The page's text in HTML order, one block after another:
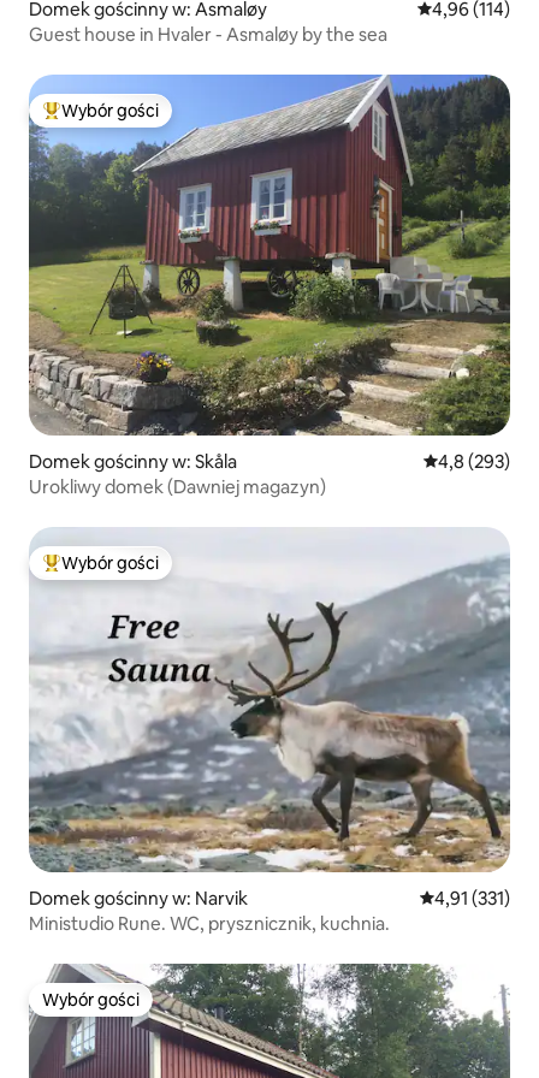
Domek gościnny w: Asmaløy Średnia
4,96 (114)
Guest house in Hvaler - Asmaløy by the sea
Najpopularniejsze z kategorii Wybór gości
Wybór gości
Domek gościnny w: Skåla Średnia
4,8 (293)
Urokliwy domek (Dawniej magazyn)
Najpopularniejsze z kategorii Wybór gości
Wybór gości
Domek gościnny w: Narvik Średnia
4,91 (331)
Ministudio Rune. WC, prysznicznik, kuchnia.
Wybór gości
Wybór gości